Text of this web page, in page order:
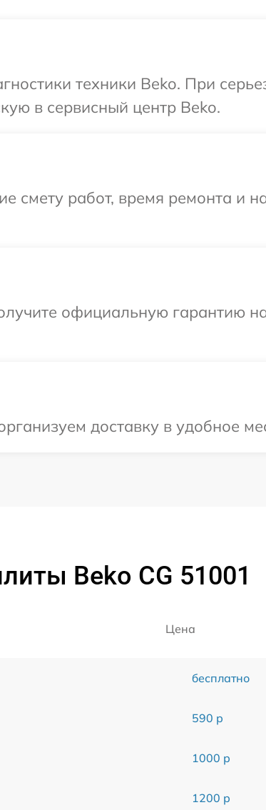
техники Beko. При
в сервисный центр Beko.
смету работ, время ремонта и
официальную гарантию
доставку в удобное
Beko CG 51001
Цена
бесплатно
590 р
1000 р
1200 р